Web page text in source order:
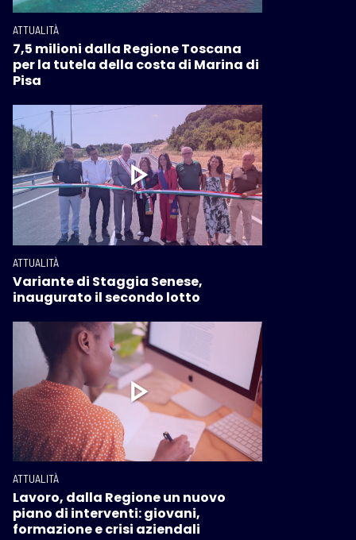
ATTUALITÀ
7,5 milioni dalla Regione Toscana
per la tutela della costa di Marina di
Pisa
ATTUALITÀ
Variante di Staggia Senese,
inaugurato il secondo lotto
ATTUALITÀ
Lavoro, dalla Regione un nuovo
piano di interventi: giovani,
formazione e crisi aziendali